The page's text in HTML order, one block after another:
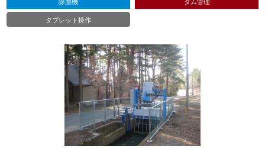
タブレット操作